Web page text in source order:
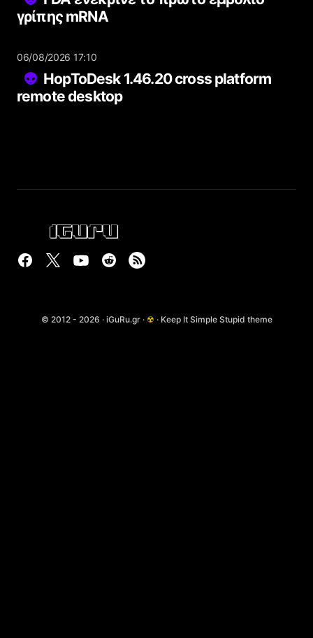
γρίπης mRNA
06/08/2026 17:10
HopToDesk 1.46.20 cross platform
remote desktop
© 2012 - 2026 · iGuRu.gr · ☢ · Keep It Simple Stupid theme